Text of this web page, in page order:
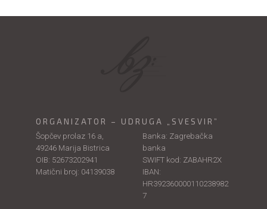
ORGANIZATOR – UDRUGA „SVESVIR”
Šopčev prolaz 16 a,
49246 Marija Bistrica
OIB: 52673202941
Matični broj: 04139038
Banka: Zagrebačka
banka
SWIFT kod: ZABAHR2X
IBAN:
HR392360000110238982
7